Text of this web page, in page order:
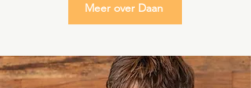
Meer over Daan